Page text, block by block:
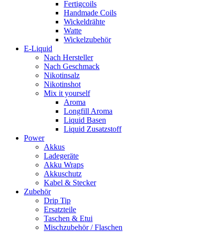
Fertigcoils
Handmade Coils
Wickeldrähte
Watte
Wickelzubehör
E-Liquid
Nach Hersteller
Nach Geschmack
Nikotinsalz
Nikotinshot
Mix it yourself
Aroma
Longfill Aroma
Liquid Basen
Liquid Zusatzstoff
Power
Akkus
Ladegeräte
Akku Wraps
Akkuschutz
Kabel & Stecker
Zubehör
Drip Tip
Ersatzteile
Taschen & Etui
Mischzubehör / Flaschen